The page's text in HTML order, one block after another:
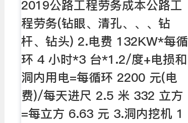
2019公路工程劳务成本公路工
程劳务(钻眼、清孔、、、钻
杆、钻头) 2.电费 132KW*每循
环 4 小时*3 台*1.2/度+电损和
洞内用电=每循环 2200 元(电
费)/每天进尺 2.5 米 332 立方
=每立方 6.63 元 3.洞内挖机 1